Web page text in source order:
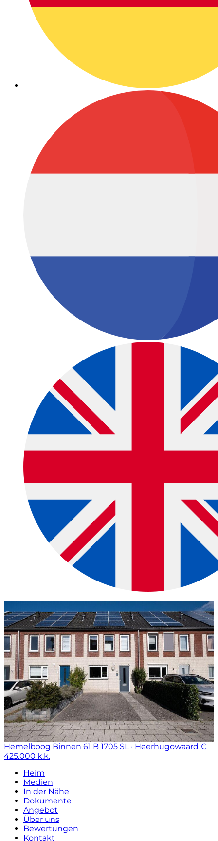
Hemelboog Binnen 61 B 1705 SL · Heerhugowaard €
425.000 k.k.
Heim
Medien
In der Nähe
Dokumente
Angebot
Über uns
Bewertungen
Kontakt